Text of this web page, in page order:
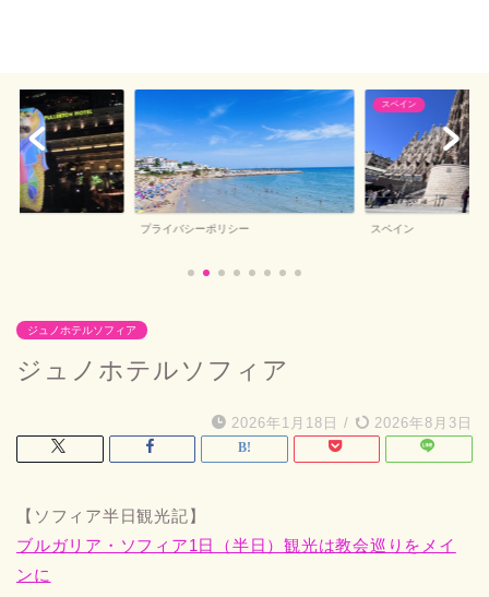
プライバシーポリシー
スペイン
スペイン
ジュノホテルソフィア
ジュノホテルソフィア
2026年1月18日 / 2026年8月3日
【ソフィア半日観光記】
ブルガリア・ソフィア1日（半日）観光は教会巡りをメイ
ンに